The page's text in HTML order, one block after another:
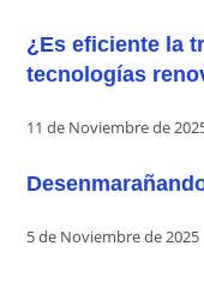
¿Es eficiente la
tecnologías
11 de Noviembre de
5 de Noviembre de 2025